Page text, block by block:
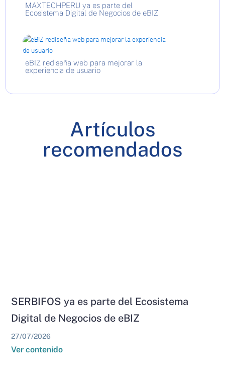
MAXTECHPERU ya es parte del
Ecosistema Digital de Negocios de eBIZ
eBIZ rediseña web para mejorar la
experiencia de usuario
Artículos
recomendados
SERBIFOS ya es parte del Ecosistema
Digital de Negocios de eBIZ
27/07/2026
Ver contenido